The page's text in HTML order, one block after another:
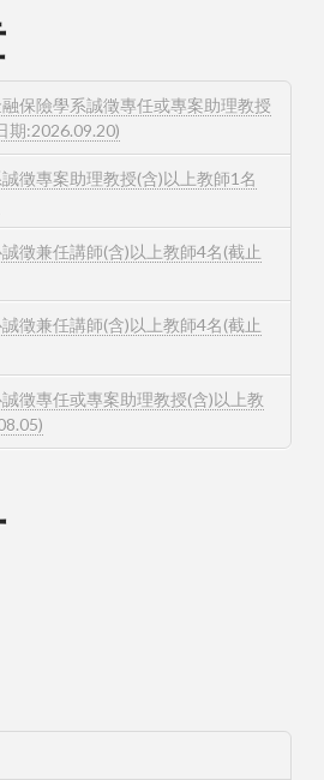
保險學系誠徵專任或專案助理教授
期:2026.09.20)
徵專案助理教授(含)以上教師1名
徵兼任講師(含)以上教師4名(截止
徵兼任講師(含)以上教師4名(截止
徵專任或專案助理教授(含)以上教